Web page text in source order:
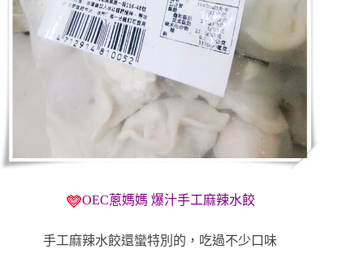
OEC蔥媽媽 爆汁手工麻辣水餃
手工麻辣水餃還蠻特別的，吃過不少口味